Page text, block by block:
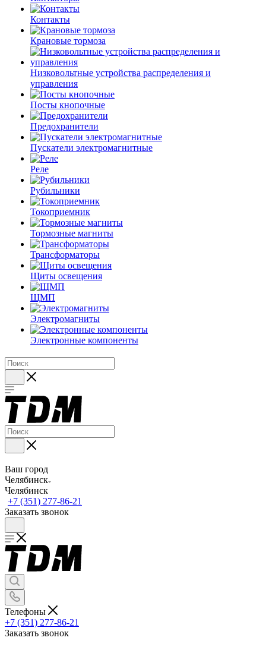
Контакты
Крановые тормоза
Низковольтные устройства распределения и
управления
Посты кнопочные
Предохранители
Пускатели электромагнитные
Реле
Рубильники
Токоприемник
Тормозные магниты
Трансформаторы
Щиты освещения
ЩМП
Электромагниты
Электронные компоненты
Ваш город
Челябинск
Челябинск
+7 (351) 277-86-21
Заказать звонок
Телефоны
+7 (351) 277-86-21
Заказать звонок